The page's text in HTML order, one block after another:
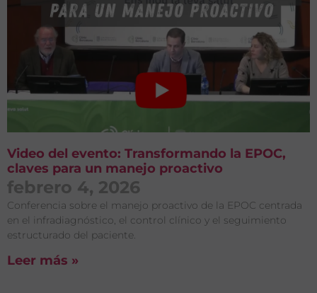
Video del evento: Transformando la EPOC,
claves para un manejo proactivo
febrero 4, 2026
Conferencia sobre el manejo proactivo de la EPOC centrada
en el infradiagnóstico, el control clínico y el seguimiento
estructurado del paciente.
Leer más »